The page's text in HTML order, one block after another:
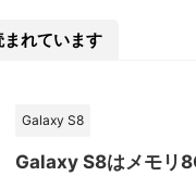
れています
Galaxy S8
Galaxy S8はメモリ